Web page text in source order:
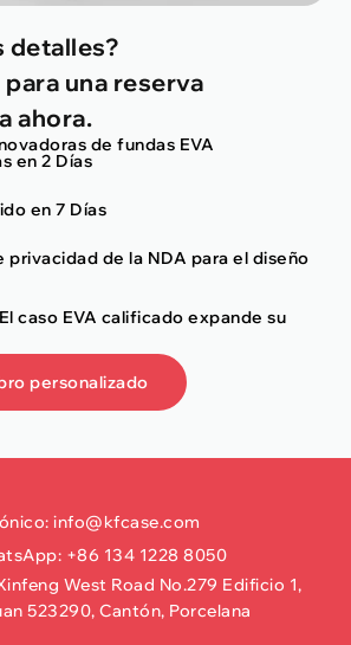
detalles?
una reserva
ahora.
de fundas EVA
en 2 Días
en 7 Días
privacidad de la NDA para el diseño
caso EVA calificado expande su
personalizado
info@kfcase.com
+86 134 1228 8050
West Road No.279 Edificio 1,
523290, Cantón, Porcelana